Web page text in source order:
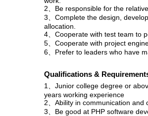
2、Be responsible for the
3、Complete the design,
allocation.
4、Cooperate with test team to
5、Cooperate with project
6、Prefer to leaders who have
Qualifications &
1、Junior college degree or
years working experience
2、Ability in communication
3、Be good at PHP software